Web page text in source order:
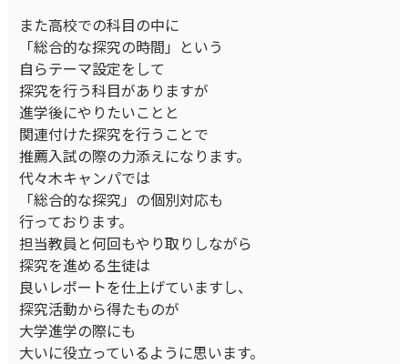
また高校での科目の中に
「総合的な探究の時間」という
自らテーマ設定をして
探究を行う科目がありますが
進学後にやりたいことと
関連付けた探究を行うことで
推薦入試の際の力添えになります。
代々木キャンパでは
「総合的な探究」の個別対応も
行っております。
担当教員と何回もやり取りしながら
探究を進める生徒は
良いレポートを仕上げていますし、
探究活動から得たものが
大学進学の際にも
大いに役立っているように思います。